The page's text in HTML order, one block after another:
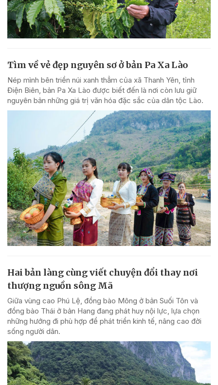
Tìm về vẻ đẹp nguyên sơ ở bản Pa Xa Lào
Nép mình bên triền núi xanh thẳm của xã Thanh Yên, tỉnh
Điện Biên, bản Pa Xa Lào được biết đến là nơi còn lưu giữ
nguyên bản những giá trị văn hóa đặc sắc của dân tộc Lào.
Hai bản làng cùng viết chuyện đổi thay nơi
thượng nguồn sông Mã
Giữa vùng cao Phú Lệ, đồng bào Mông ở bản Suối Tôn và
đồng bào Thái ở bản Hang đang phát huy nội lực, lựa chọn
những hướng đi phù hợp để phát triển kinh tế, nâng cao đời
sống người dân.